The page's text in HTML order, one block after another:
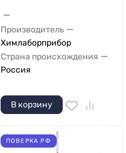
—
Производитель —
Химлаборприбор
Страна происхождения —
Россия
В корзину
ПОВЕРКА РФ